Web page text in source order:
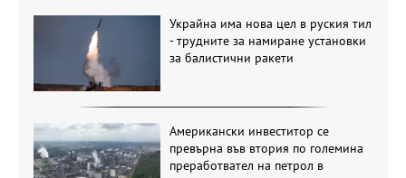
Украйна има нова цел в руския тил
- трудните за намиране установки
за балистични ракети
Американски инвеститор се
превърна във втория по големина
преработвател на петрол в